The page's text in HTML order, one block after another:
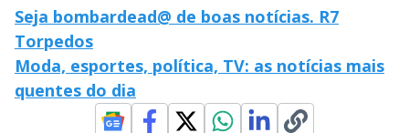
Seja bombardead@ de boas notícias. R7
Torpedos
Moda, esportes, política, TV: as notícias mais
quentes do dia